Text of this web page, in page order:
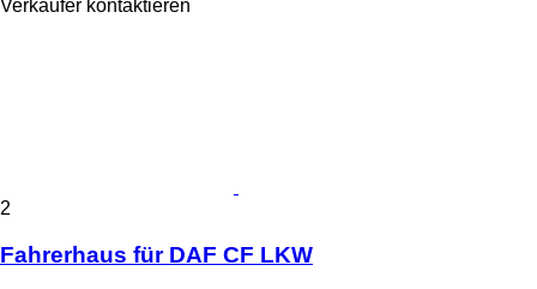
Verkäufer kontaktieren
2
Fahrerhaus für DAF CF LKW